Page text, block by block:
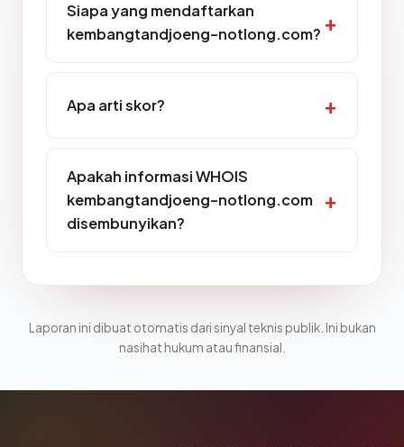
Siapa yang mendaftarkan
kembangtandjoeng-notlong.com?
Apa arti skor?
Apakah informasi WHOIS
kembangtandjoeng-notlong.com
disembunyikan?
Laporan ini dibuat otomatis dari sinyal teknis publik. Ini bukan
nasihat hukum atau finansial.